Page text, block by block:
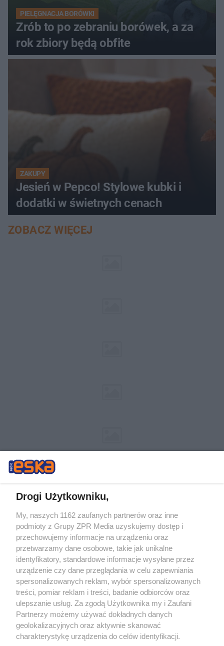
PIELĘGNACJA BORÓWKI
Zrób to po zebraniu borówek, a za
rok zbiory będą obfite
ZAKUPY
Jesień w Pepco! Stylowe kubki i
dodatki w świetnych cenach
ZOBACZ WIĘCEJ
Żaden utwór zamieszczony w serwisie nie może być powielany i
rozpowszechniany lub dalej rozpowszechniany w jakikolwiek sposób (w
tym także elektroniczny lub mechaniczny) na jakimkolwiek polu
eksploatacji w jakiejkolwiek formie, włącznie z umieszczaniem w
Internecie bez pisemnej zgody właściciela praw. Jakiekolwiek użycie lub
wykorzystanie utworów w całości lub w części z naruszeniem prawa,
tzn. bez właściwej zgody, jest zabronione pod groźbą kary i może być
ścigane prawnie.
Drogi Użytkowniku,
My, naszych 1162 zaufanych partnerów oraz inne
podmioty z Grupy ZPR Media uzyskujemy dostęp i
przechowujemy informacje na urządzeniu oraz
przetwarzamy dane osobowe, takie jak unikalne
identyfikatory, standardowe informacje wysyłane przez
urządzenie czy dane przeglądania w celu zapewniania
spersonalizowanych reklam, wybór spersonalizowanych
treści, pomiar reklam i treści, badanie odbiorców oraz
ulepszanie usług. Za zgodą Użytkownika my i Zaufani
Partnerzy możemy używać dokładnych danych
geolokalizacyjnych oraz aktywnie skanować
charakterystykę urządzenia do celów identyfikacji.